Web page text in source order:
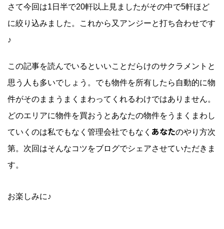
さて今回は1日半で20軒以上見ましたがその中で5軒ほど
に絞り込みました。これから又アンジーと打ち合わせです
♪
この記事を読んでいるといいことだらけのサクラメントと
思う人も多いでしょう。でも物件を所有したら自動的に物
件がそのままうまくまわってくれるわけではありません。
どのエリアに物件を買おうとあなたの物件をうまくまわし
ていくのは私でもなく管理会社でもなく あなたのやり方次
第。次回はそんなコツをブログでシェアさせていただきま
す。
お楽しみに♪